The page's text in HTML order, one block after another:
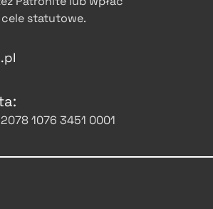
statutowe.
1076 3451 0001